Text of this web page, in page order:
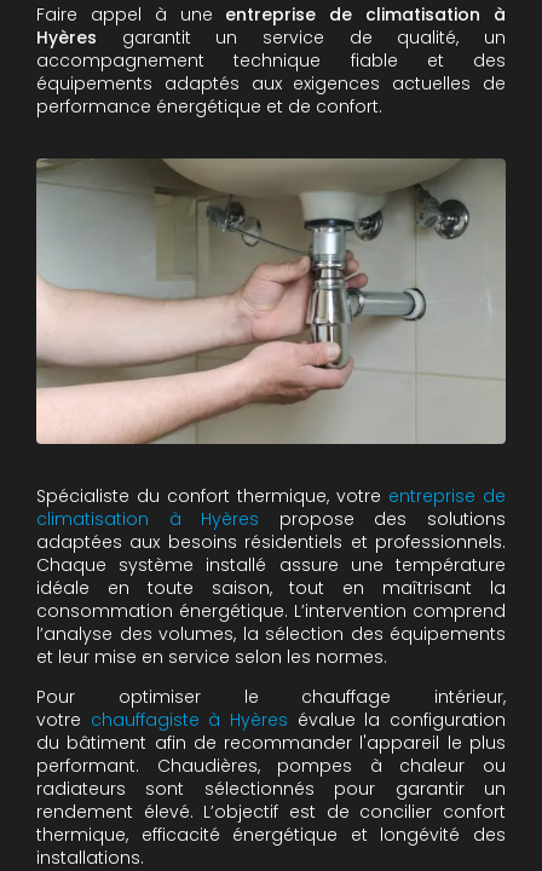
Faire appel à une entreprise de climatisation à
Hyères garantit un service de qualité, un
accompagnement technique fiable et des
équipements adaptés aux exigences actuelles de
performance énergétique et de confort.
Spécialiste du confort thermique, votre entreprise de
climatisation à Hyères propose des solutions
adaptées aux besoins résidentiels et professionnels.
Chaque système installé assure une température
idéale en toute saison, tout en maîtrisant la
consommation énergétique. L’intervention comprend
l’analyse des volumes, la sélection des équipements
et leur mise en service selon les normes.
Pour optimiser le chauffage intérieur,
votre chauffagiste à Hyères évalue la configuration
du bâtiment afin de recommander l'appareil le plus
performant. Chaudières, pompes à chaleur ou
radiateurs sont sélectionnés pour garantir un
rendement élevé. L’objectif est de concilier confort
thermique, efficacité énergétique et longévité des
installations.